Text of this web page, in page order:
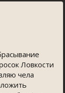
Ловкости
чела